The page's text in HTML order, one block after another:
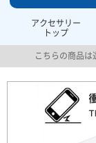
アクセサリー
トップ
こちらの商品は